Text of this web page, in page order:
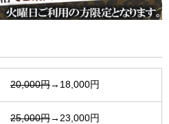
20,000円→18,000円
25,000円→23,000円